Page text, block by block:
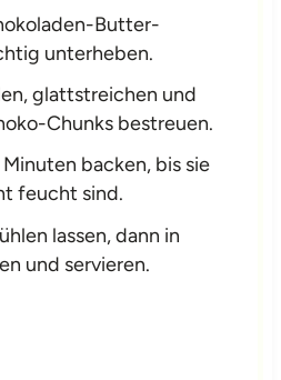
Butter-
unterheben.
glattstreichen und
Chunks bestreuen.
backen, bis sie
feucht sind.
lassen, dann in
und servieren.